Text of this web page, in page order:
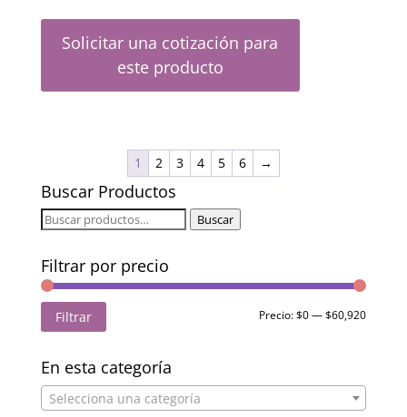
Solicitar una cotización para
este producto
1 2 3 4 5 6 →
Buscar Productos
Buscar
Buscar
Filtrar por precio
Precio
Precio
Filtrar Precio:$0—$60,920
En esta categoría
Selecciona una categoría